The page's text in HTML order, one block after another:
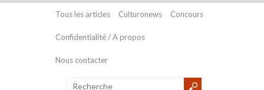
Tous les articles Culturonews Concours
Confidentialité / A propos
Nous contacter